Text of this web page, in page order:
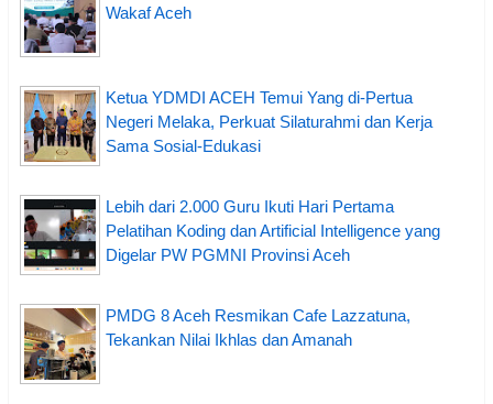
Wakaf Aceh
Ketua YDMDI ACEH Temui Yang di-Pertua
Negeri Melaka, Perkuat Silaturahmi dan Kerja
Sama Sosial-Edukasi
Lebih dari 2.000 Guru Ikuti Hari Pertama
Pelatihan Koding dan Artificial Intelligence yang
Digelar PW PGMNI Provinsi Aceh
PMDG 8 Aceh Resmikan Cafe Lazzatuna,
Tekankan Nilai Ikhlas dan Amanah